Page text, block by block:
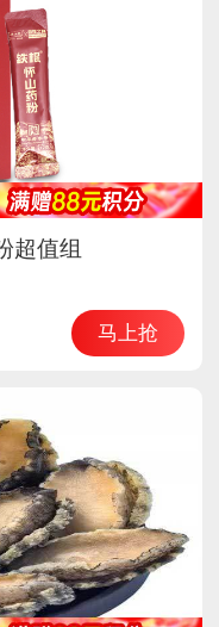
超值组
马上抢